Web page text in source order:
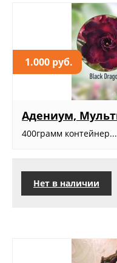
1.000 руб.
Адениум,
400грамм контейнер...
Нет в наличии